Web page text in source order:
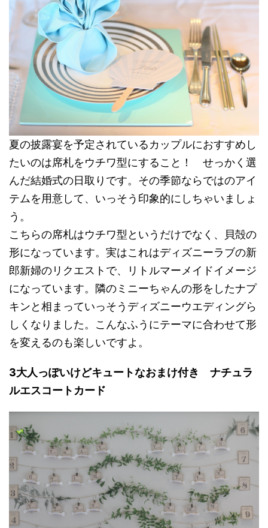
夏の披露宴を予定されているカップルにおすすめし
たいのは席札をウチワ型にすること！ せっかく選
んだ結婚式の日取りです。その季節ならではのアイ
テムを用意して、いっそう印象的にしちゃいましょ
う。
こちらの席札はウチワ型というだけでなく、貝殻の
形になっています。実はこれはディズニーラブの新
郎新婦のリクエストで、リトルマーメイドイメージ
になっています。隣のミニーちゃんの形をしたナプ
キンと相まっていっそうディズニーウエディングら
しくなりました。こんなふうにテーマに合わせて形
を変えるのも楽しいですよ。
3大人っぽいけどキュートなおまけ付き ナチュラ
ルエスコートカード